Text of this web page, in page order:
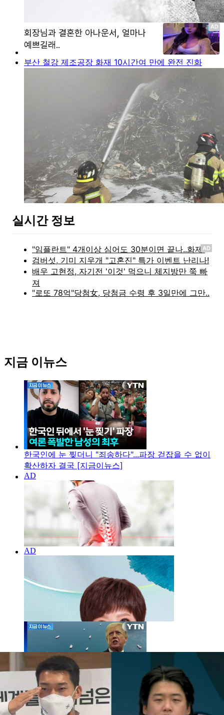
부산 철강 제조공장 화재 10시간여 만에 완전 진화
실시간 정보
AD
지금 이뉴스
한국인에 눈 찢더니 "죄송하다"...파장 걷잡을 수 없이
확산하자 결국 [지금이뉴스]
"세계의 선박들, 석유가 흐르도록 하라"...개전 106일만
에 전해진 종전합의